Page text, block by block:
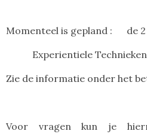
Momenteel is gepland : de 2
Experientiele Technieken
Zie de informatie onder het
Voor vragen kun je